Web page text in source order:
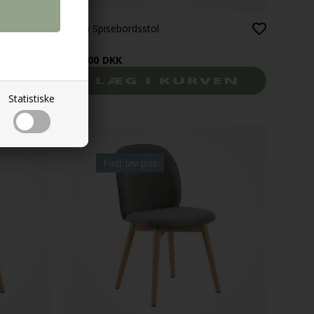
Statistiske
Celia Spisebordsstol
299,00 DKK
Fast lav pris